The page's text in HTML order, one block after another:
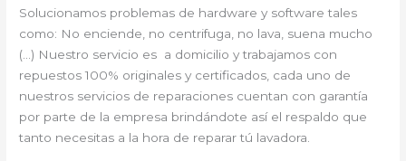
Solucionamos problemas de hardware y software tales
como: No enciende, no centrifuga, no lava, suena mucho
(…) Nuestro servicio es a domicilio y trabajamos con
repuestos 100% originales y certificados, cada uno de
nuestros servicios de reparaciones cuentan con garantía
por parte de la empresa brindándote así el respaldo que
tanto necesitas a la hora de reparar tú lavadora.